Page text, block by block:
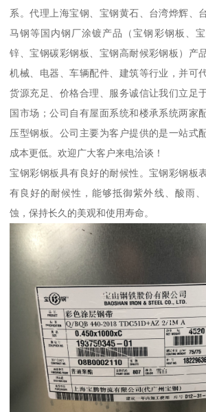
系。代理上海宝钢、宝钢黄石、台湾烨辉、
马钢等国内钢厂涂镀产品（宝钢彩钢板、
锌、宝钢碳彩钢板、宝钢高耐候彩钢板）产
机械、电器、车辆配件、建筑等行业，并可
货源充足、价格合理、服务诚信让我们立足
国市场；公司自有屋面系统和楼承系统两家
压型钢板。公司主要为客户提供的是一站式
成本更低。欢迎广大客户来电洽谈！
宝钢彩钢板具有良好的耐候性。宝钢彩钢板
有良好的耐候性，能够抵御紫外线、酸雨
蚀，保持长久的美观和使用寿命。